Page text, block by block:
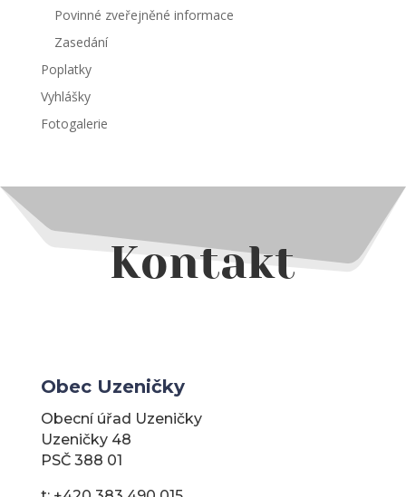
Povinné zveřejněné informace
Zasedání
Poplatky
Vyhlášky
Fotogalerie
Kontakt
Obec Uzeničky
Obecní úřad Uzeničky
Uzeničky 48
PSČ 388 01